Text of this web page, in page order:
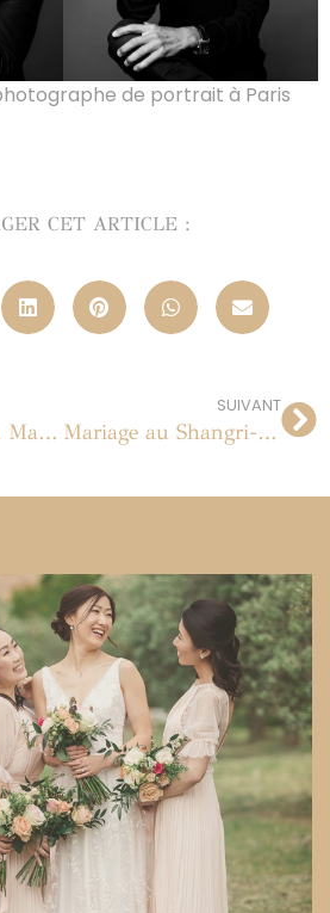
de portrait à Paris
CET ARTICLE :
Un beau jour au Mas de Mauléon à Tarascon | Provence
SUIVANT
Mariage au Shangri-La Hôtel | Paris